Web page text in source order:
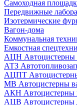
Самоходная
Передвижные
Изотермические
Вагон-дома
Коммунальная
Емкостная
АЦН Автоцистерны
АТЗ
АЦПТ
МВ Автоцистерны
АКН Автоцистерны
АЦВ Автоцистерны